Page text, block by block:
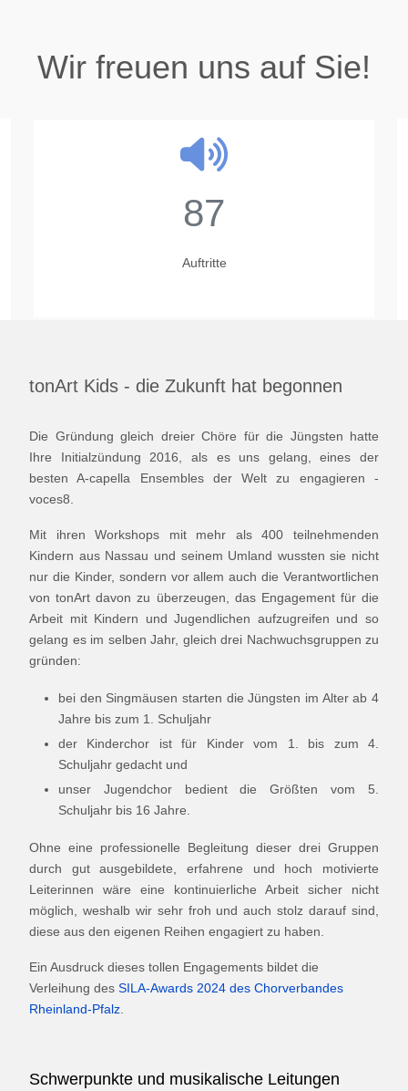
Wir freuen uns auf Sie!
87
Auftritte
tonArt Kids - die Zukunft hat begonnen
Die Gründung gleich dreier Chöre für die Jüngsten hatte
Ihre Initialzündung 2016, als es uns gelang, eines der
besten A-capella Ensembles der Welt zu engagieren -
voces8.
Mit ihren Workshops mit mehr als 400 teilnehmenden
Kindern aus Nassau und seinem Umland wussten sie nicht
nur die Kinder, sondern vor allem auch die Verantwortlichen
von tonArt davon zu überzeugen, das Engagement für die
Arbeit mit Kindern und Jugendlichen aufzugreifen und so
gelang es im selben Jahr, gleich drei Nachwuchsgruppen zu
gründen:
bei den Singmäusen starten die Jüngsten im Alter ab 4
Jahre bis zum 1. Schuljahr
der Kinderchor ist für Kinder vom 1. bis zum 4.
Schuljahr gedacht und
unser Jugendchor bedient die Größten vom 5.
Schuljahr bis 16 Jahre.
Ohne eine professionelle Begleitung dieser drei Gruppen
durch gut ausgebildete, erfahrene und hoch motivierte
Leiterinnen wäre eine kontinuierliche Arbeit sicher nicht
möglich, weshalb wir sehr froh und auch stolz darauf sind,
diese aus den eigenen Reihen engagiert zu haben.
Ein Ausdruck dieses tollen Engagements bildet die
Verleihung des SILA-Awards 2024 des Chorverbandes
Rheinland-Pfalz
Schwerpunkte und musikalische Leitungen